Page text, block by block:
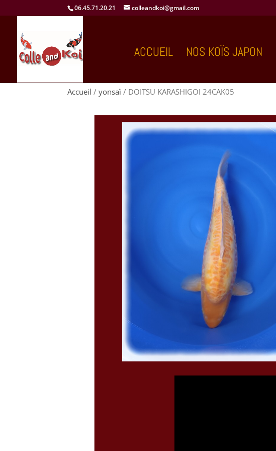
06.45.71.20.21 colleandkoi@gmail.com
ACCUEIL NOS KOÏS JAPON
Accueil /yonsaï / DOITSU KARASHIGOI 24CAK05